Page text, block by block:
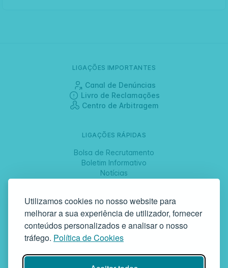
Utilizamos cookies no nosso website para
melhorar a sua experiência de utilizador, fornecer
conteúdos personalizados e analisar o nosso
tráfego. Política de Cookies
LIGAÇÕES IMPORTANTES
Canal de Denúncias
Livro de Reclamações
Centro de Arbitragem
LIGAÇÕES RÁPIDAS
Bolsa de Recrutamento
Boletim Informativo
Notícias
SIGA-NOS
GAF | Gabinete de Atendimento à Família